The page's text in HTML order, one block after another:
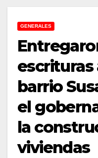
GENERALES
escrituras
barrio
el
la
viviendas